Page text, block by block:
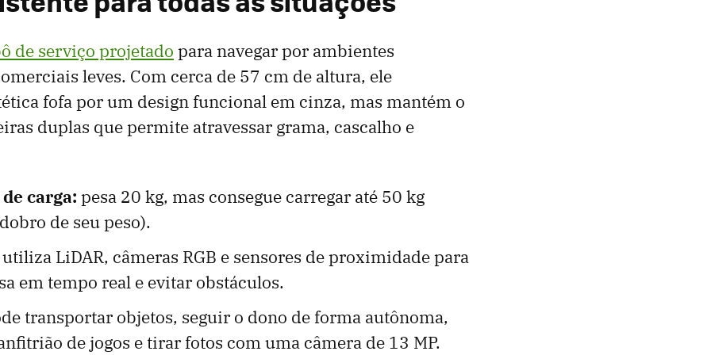
de serviço projetado para navegar por ambientes
leves. Com cerca de 57 cm de altura, ele
fofa por um design funcional em cinza, mas mantém o
duplas que permite atravessar grama, cascalho e
carga: pesa 20 kg, mas consegue carregar até 50 kg
de seu peso).
LiDAR, câmeras RGB e sensores de proximidade para
em tempo real e evitar obstáculos.
transportar objetos, seguir o dono de forma autônoma,
de jogos e tirar fotos com uma câmera de 13 MP.